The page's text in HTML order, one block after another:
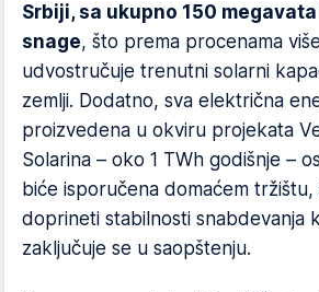
Srbiji, sa ukupno 150
snage, što prema procenama
udvostručuje trenutni solarni
zemlji. Dodatno, sva električna
proizvedena u okviru projekata
Solarina – oko 1 TWh godišnje –
biće isporučena domaćem
doprineti stabilnosti snabdevanja
zaključuje se u saopštenju.